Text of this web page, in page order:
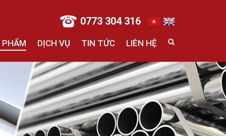
0773 304 316
PHẨM DỊCH VỤ TIN TỨC LIÊN HỆ